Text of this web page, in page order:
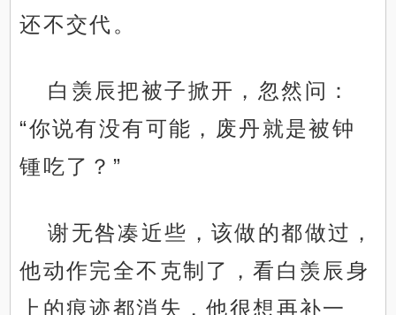
还不交代。
白羡辰把被子掀开，忽然问：
“你说有没有可能，废丹就是被钟
锺吃了？”
谢无咎凑近些，该做的都做过，
他动作完全不克制了，看白羡辰身
上的痕迹都消失，他很想再补一